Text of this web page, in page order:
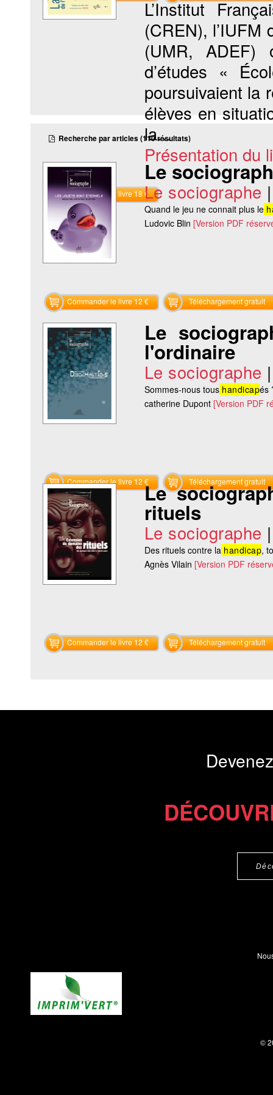
L’Institut
(CREN), l’IUFM
(UMR, ADEF)
d’études «
poursuivaient la
élèves en
la...
Présentation du
Commander le livre 18 €
Recherche par articles (110 résultats)
Le
Le sociographe
Quand le jeu ne connait plus le
Ludovic Blin [Version PDF
Commander le livre 12 € Téléchargement gratuit
Le
l'ordinaire
Le sociographe
Sommes-nous toushandicapés
catherine Dupont [Version PDF
Commander le livre 12 € Téléchargement gratuit
Le
rituels
Le sociographe
Des rituels contre lahandicap,
Agnès Vilain [Version PDF
Commander le livre 12 € Téléchargement gratuit
©